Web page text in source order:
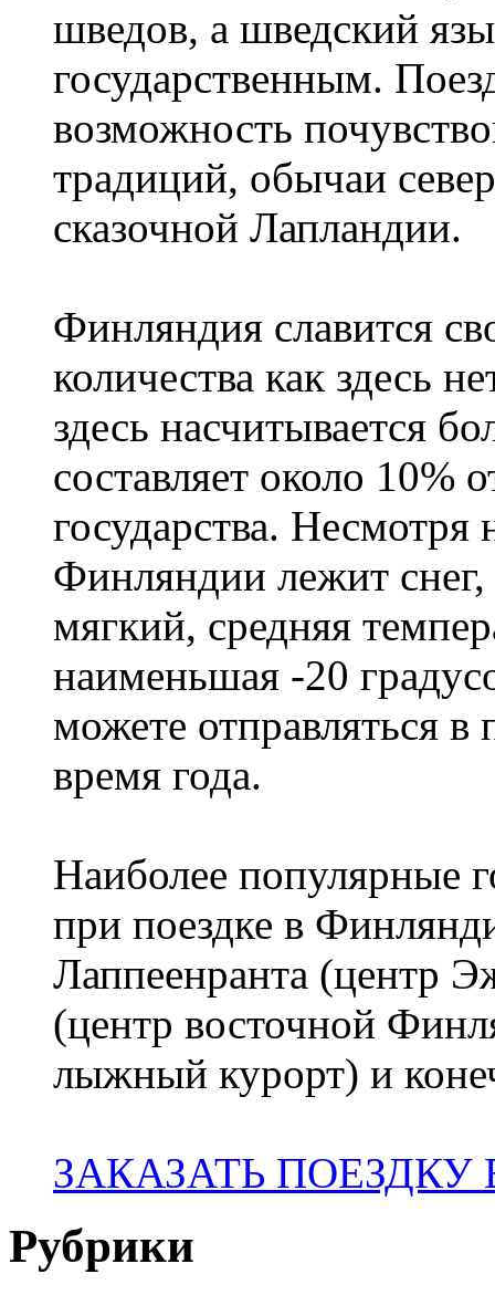
шведов, а шведский
государственным.
возможность
традиций, обычаи
сказочной Лапландии.
Финляндия славится
количества как здесь
здесь насчитывается
составляет около 10%
государства. Несмотря
Финляндии лежит
мягкий, средняя
наименьшая -20
можете отправляться
время года.
Наиболее популярные
при поездке в
Лаппеенранта (центр
(центр восточной
лыжный курорт) и
ЗАКАЗАТЬ
Рубрики